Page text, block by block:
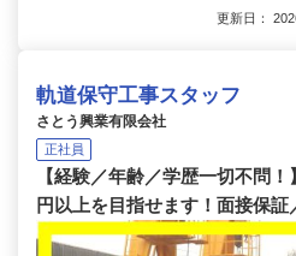
更新日：
軌道保守工事スタッフ
さとう興業有限会社
正社員
【経験／年齢／学歴一切不問
円以上を目指せます！面接保証